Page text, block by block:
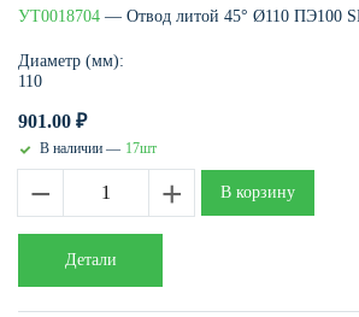
УТ0018704 — Отвод литой 45° Ø110 ПЭ100
Детали
Диаметр (мм):
110
901.00 ₽
В наличии — 17шт
− + В корзину